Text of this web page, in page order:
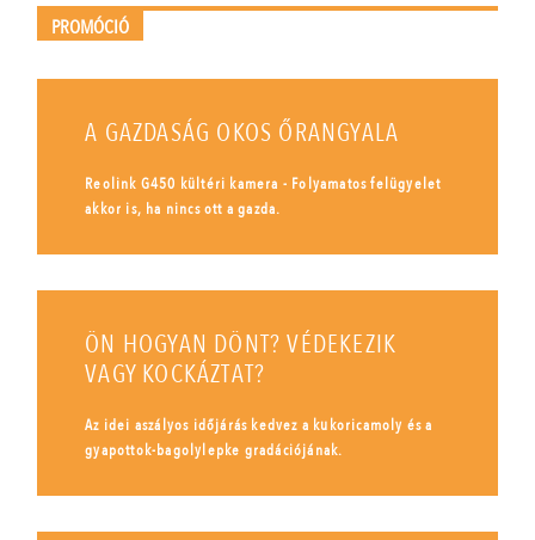
PROMÓCIÓ
A GAZDASÁG OKOS ŐRANGYALA
Reolink G450 kültéri kamera - Folyamatos felügyelet
akkor is, ha nincs ott a gazda.
ÖN HOGYAN DÖNT? VÉDEKEZIK
VAGY KOCKÁZTAT?
Az idei aszályos időjárás kedvez a kukoricamoly és a
gyapottok-bagolylepke gradációjának.